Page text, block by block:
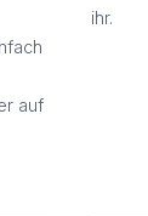
auf
ihr.